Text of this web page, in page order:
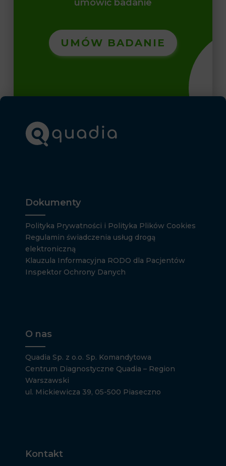
umówić badanie
UMÓW BADANIE
Dokumenty
Polityka Prywatności i Polityka Plików Cookies
Regulamin świadczenia usług drogą
elektroniczną
Klauzula Informacyjna RODO dla Pacjentów
Inspektor Ochrony Danych
O nas
Quadia Sp. z o.o. Sp. Komandytowa
Centrum Diagnostyczne Quadia – Region
Warszawski
ul. Mickiewicza 39, 05-500 Piaseczno
Kontakt